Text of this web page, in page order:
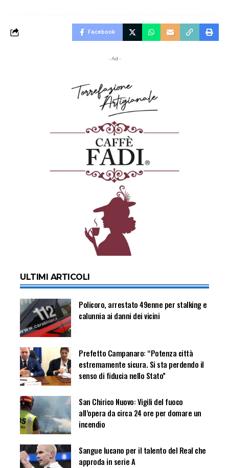
Facebook
- Ad -
ULTIMI ARTICOLI
Policoro, arrestato 49enne per stalking e
calunnia ai danni dei vicini
Prefetto Campanaro: “Potenza città
estremamente sicura. Si sta perdendo il
senso di fiducia nello Stato”
San Chirico Nuovo: Vigili del fuoco
all’opera da circa 24 ore per domare un
incendio
Sangue lucano per il talento del Real che
approda in serie A